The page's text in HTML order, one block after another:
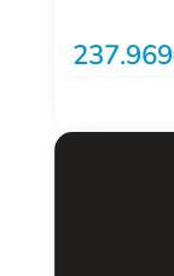
237.969